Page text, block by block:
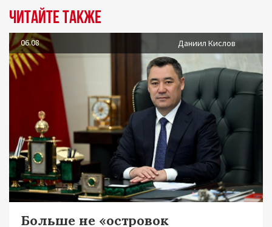
Читайте также
06.08 Даниил Кислов
Больше не «островок